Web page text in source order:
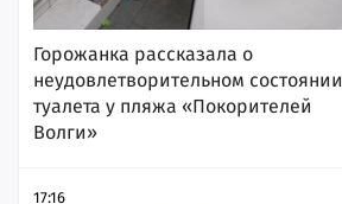
Горожанка рассказала о
неудовлетворительном состоянии
туалета у пляжа «Покорителей
Волги»
17:16